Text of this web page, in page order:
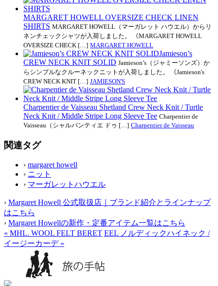
MARGARET HOWELL OVERSIZE CHECK LINEN
SHIRTS MARGARET HOWELL（マーガレット ハウエル）からリ
ネンチェックシャツが入荷しました。 《MARGARET HOWELL
OVERSIZE CHECK […] MARGARET HOWELL
Jamieson’s
CREW NECK KNIT SOLID Jamieson’s（ジャミーソンズ）か
らシンプルなクルーネックニットが入荷しました。 《Jamieson's
CREW NECK KNIT […] JAMIESON'S
Charpentier de Vaisseau Shetland Crew Neck Knit / Turtle
Neck Knit / Middle Stripe Long Sleeve Tee Charpentier de
Vaisseau（シャルパンティエ ドゥ […] Charpentier de Vaisseau
関連タグ
› margaret howell
› ニット
› マーガレットハウエル
› Margaret Howell 公式取扱店｜ブランド紹介とラインナップ
はこちら
› Margaret Howellの新作・定番アイテム一覧はこちら
« MHL. WOOL FELT BERET EEL ノルディックハイネック /
イージーカーデ »